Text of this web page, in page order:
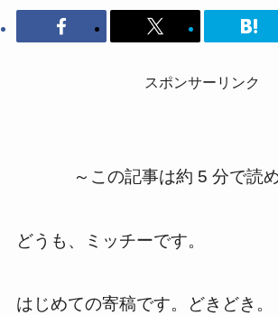
スポンサーリンク
～この記事は約 5 分で読
どうも、ミッチーです。
はじめての寄稿です。どきどき。